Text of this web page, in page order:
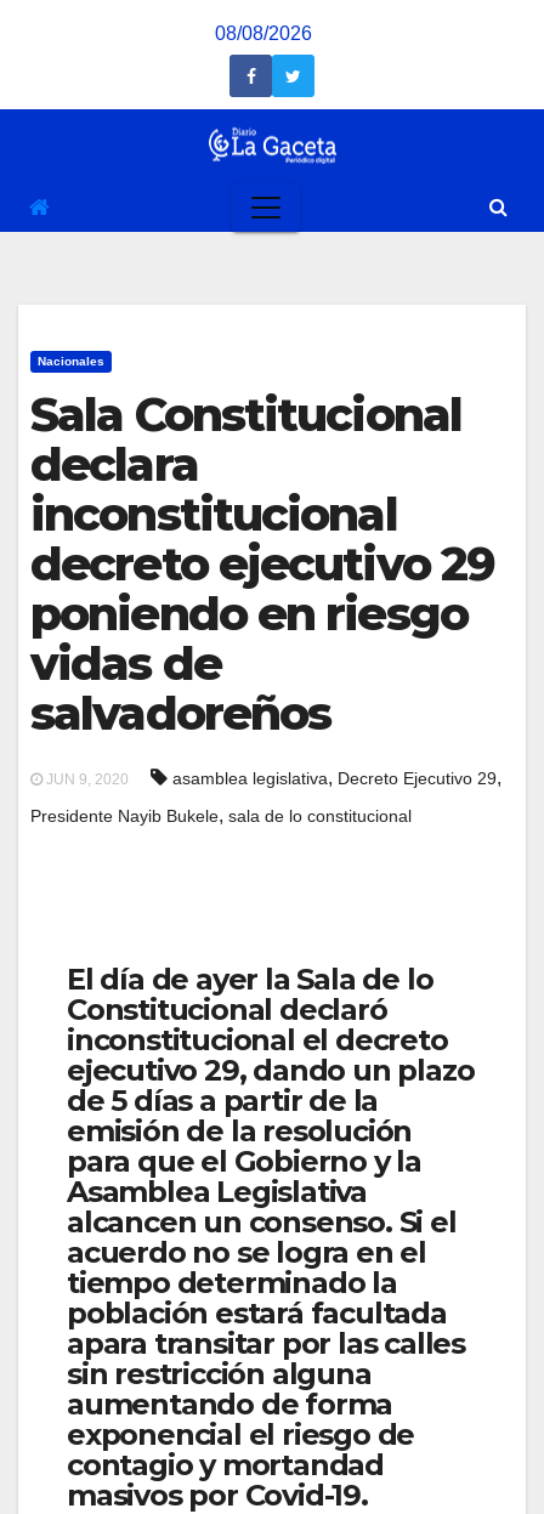
08/08/2026
Nacionales
Sala Constitucional
declara
inconstitucional
decreto ejecutivo 29
poniendo en riesgo
vidas de
salvadoreños
JUN 9, 2020 asamblea legislativa, Decreto Ejecutivo 29,
Presidente Nayib Bukele, sala de lo constitucional
El día de ayer la Sala de lo
Constitucional declaró
inconstitucional el decreto
ejecutivo 29, dando un plazo
de 5 días a partir de la
emisión de la resolución
para que el Gobierno y la
Asamblea Legislativa
alcancen un consenso. Si el
acuerdo no se logra en el
tiempo determinado la
población estará facultada
apara transitar por las calles
sin restricción alguna
aumentando de forma
exponencial el riesgo de
contagio y mortandad
masivos por Covid-19.